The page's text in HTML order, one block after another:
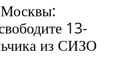
13-
из СИЗО